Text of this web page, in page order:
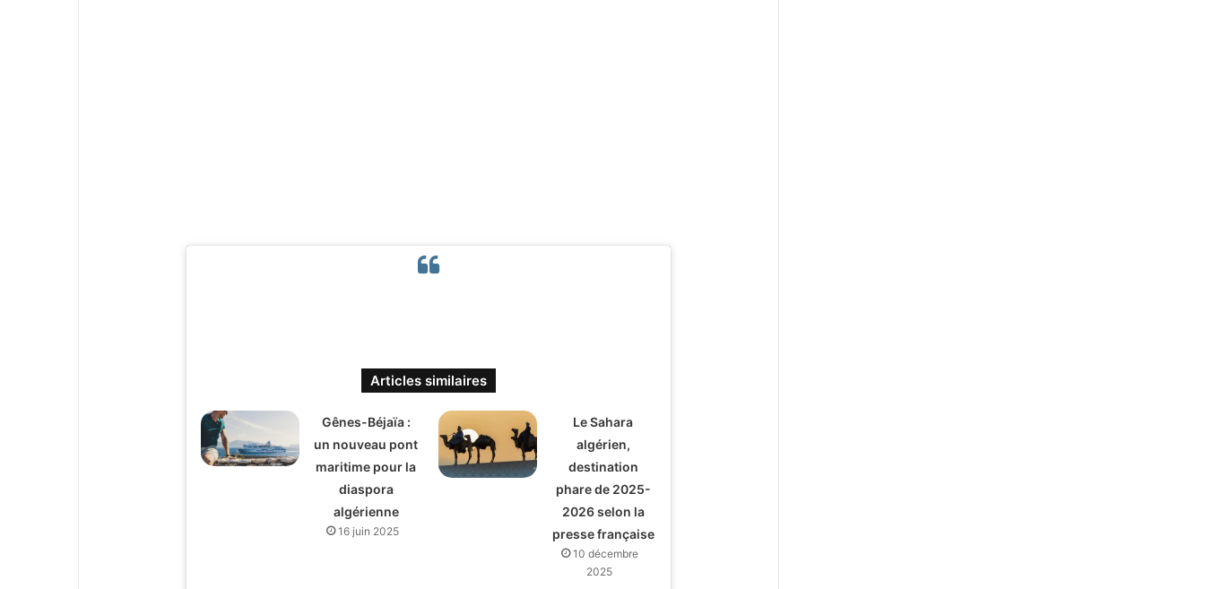
Articles similaires
Gênes-Béjaïa :
un nouveau pont
maritime pour la
diaspora
algérienne
16 juin 2025
Le Sahara
algérien,
destination
phare de 2025-
2026 selon la
presse française
10 décembre
2025